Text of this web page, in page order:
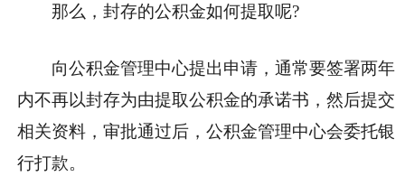
那么，封存的公积金如何提取呢?
向公积金管理中心提出申请，通常要签署两年
内不再以封存为由提取公积金的承诺书，然后提交
相关资料，审批通过后，公积金管理中心会委托银
行打款。